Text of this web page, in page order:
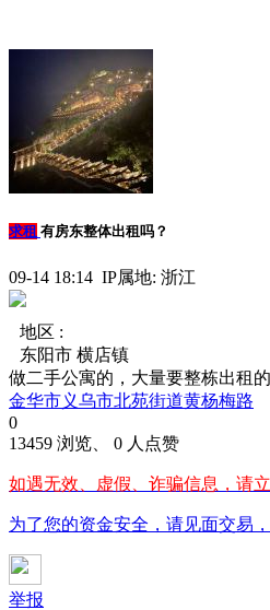
求租 有房东整体出租吗？
09-14 18:14 IP属地: 浙江
地区 :
东阳市 横店镇
做二手公寓的，大量要整栋出租
金华市义乌市北苑街道黄杨梅路
0
13459 浏览、 0 人点赞
如遇无效、虚假、诈骗信息，请
为了您的资金安全，请见面交易
举报